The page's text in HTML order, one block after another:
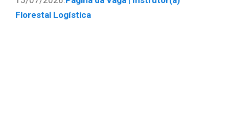
Florestal Logística